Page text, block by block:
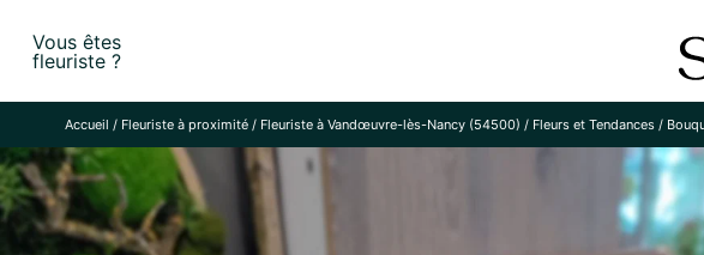
content
Vous êtes
fleuriste ?
Accueil / Fleuriste à proximité/ Fleuriste à Vandœuvre-lès-Nancy (54500) / Fleurs et Tendances/